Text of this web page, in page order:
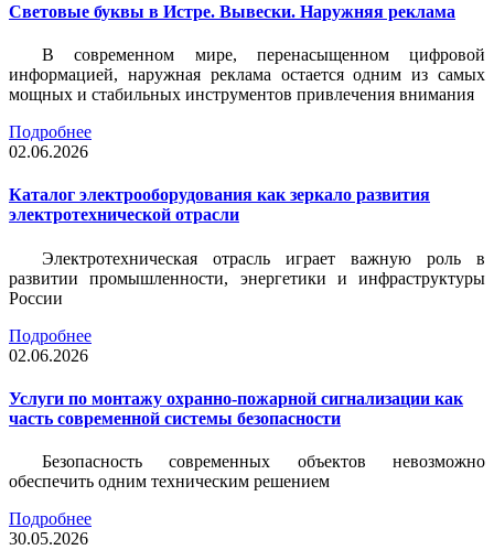
Световые буквы в Истре. Вывески. Наружняя реклама
В современном мире, перенасыщенном цифровой
информацией, наружная реклама остается одним из самых
мощных и стабильных инструментов привлечения внимания
Подробнее
02.06.2026
Каталог электрооборудования как зеркало развития
электротехнической отрасли
Электротехническая отрасль играет важную роль в
развитии промышленности, энергетики и инфраструктуры
России
Подробнее
02.06.2026
Услуги по монтажу охранно-пожарной сигнализации как
часть современной системы безопасности
Безопасность современных объектов невозможно
обеспечить одним техническим решением
Подробнее
30.05.2026